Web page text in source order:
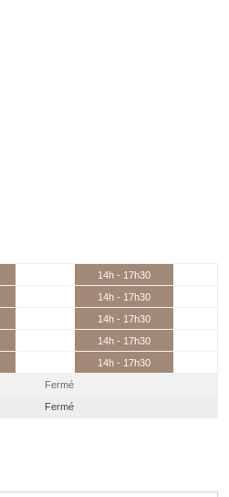
14h - 17h30
14h - 17h30
14h - 17h30
14h - 17h30
14h - 17h30
Fermé
Fermé